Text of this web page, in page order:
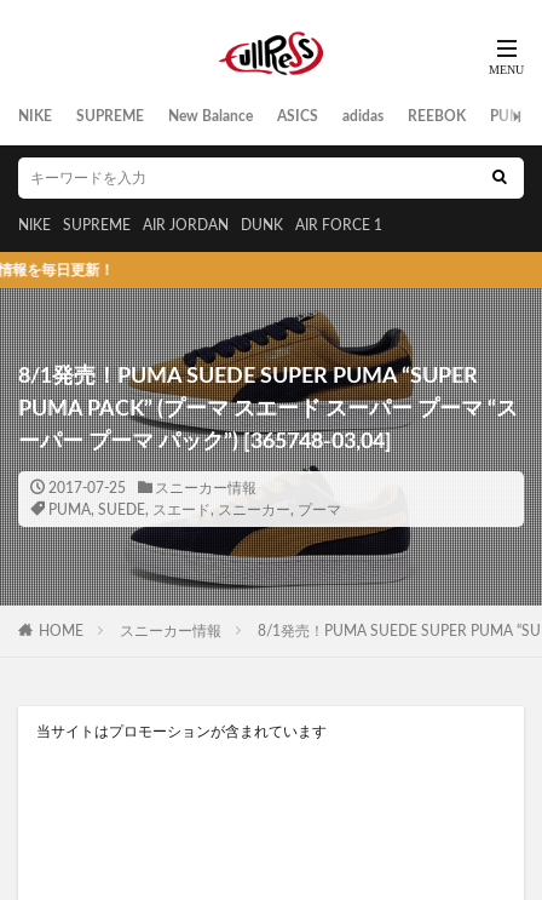
NIKE SUPREME New Balance ASICS adidas REEBOK PUMA
NIKE SUPREME AIR JORDAN DUNK AIR FORCE 1
新！
8/1発売！PUMA SUEDE SUPER PUMA “SUPER
PUMA PACK” (プーマ スエード スーパー プーマ “ス
ーパー プーマ パック”) [365748-03,04]
2017-07-25
スニーカー情報
PUMA, SUEDE, スエード, スニーカー, プーマ
HOME スニーカー情報 8/1発売！PUMA SUEDE SUPER PUMA
当サイトはプロモーションが含まれています